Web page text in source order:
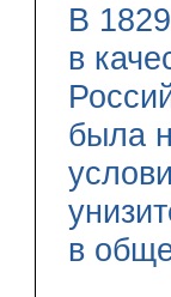
В
в
была
в